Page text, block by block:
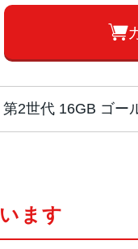
2世代 16GB ゴー
スペー
ます